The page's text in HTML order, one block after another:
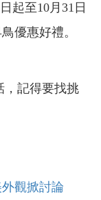
起至10月31日
優惠好禮。
，記得要找挑
觀掀討論